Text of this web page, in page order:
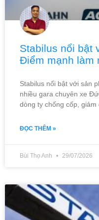
Stabilus nổi bật
Điểm mạnh làm
Stabilus nổi bật với sản
nhiều gara chuyên xe
dòng ty chống cốp, giảm
ĐỌC THÊM »
Bùi Thọ Anh 29/07/2026